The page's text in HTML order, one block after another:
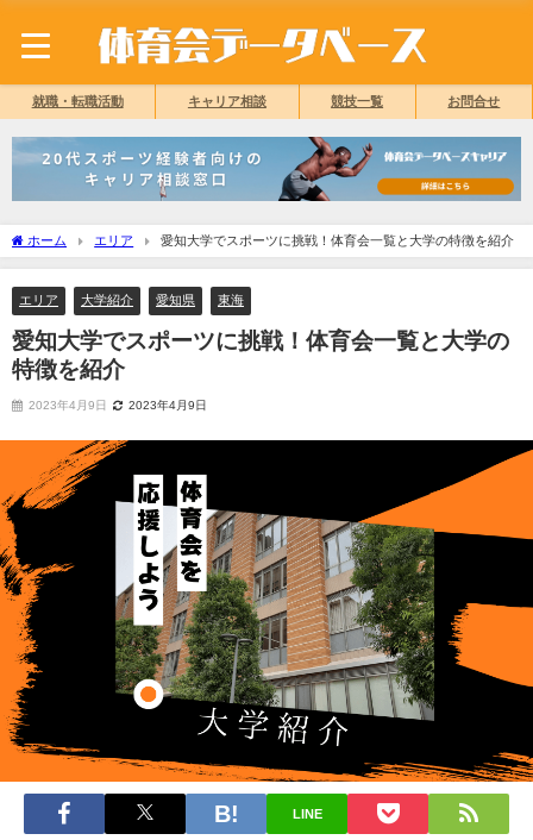
就職・転職活動 キャリア相談 競技一覧 お問合せ
ホーム エリア 愛知大学でスポーツに挑戦！体育会一覧と大学の特徴を紹介
エリア 大学紹介 愛知県 東海
愛知大学でスポーツに挑戦！体育会一覧と大学の
特徴を紹介
2023年4月9日 2023年4月9日
LINE